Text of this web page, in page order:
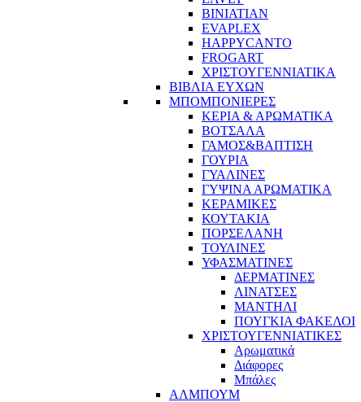
BINIATIAN
EVAPLEX
HAPPYCANTO
FROGART
ΧΡΙΣΤΟΥΓΕΝΝΙΑΤΙΚΑ
ΒΙΒΛΙΑ ΕΥΧΩΝ
ΜΠΟΜΠΟΝΙΕΡΕΣ
ΚΕΡΙΑ & ΑΡΩΜΑΤΙΚΑ
ΒΟΤΣΑΛΑ
ΓΑΜΟΣ&ΒΑΠΤΙΣΗ
ΓΟΥΡΙΑ
ΓΥΑΛΙΝΕΣ
ΓΥΨΙΝΑ ΑΡΩΜΑΤΙΚΑ
ΚΕΡΑΜΙΚΕΣ
ΚΟΥΤΑΚΙΑ
ΠΟΡΣΕΛΑΝΗ
ΤΟΥΛΙΝΕΣ
ΥΦΑΣΜΑΤΙΝΕΣ
ΔΕΡΜΑΤΙΝΕΣ
ΛΙΝΑΤΣΕΣ
ΜΑΝΤΗΛΙ
ΠΟΥΓΚΙΑ ΦΑΚΕΛΟΙ
ΧΡΙΣΤΟΥΓΕΝΝΙΑΤΙΚΕΣ
Αρωματικά
Διάφορες
Μπάλες
ΑΛΜΠΟΥΜ